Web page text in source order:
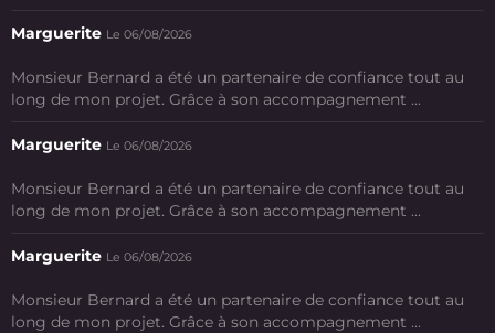
Marguerite Le 06/08/2026
Monsieur Bernard a été un partenaire de confiance tout au
long de mon projet. Grâce à son accompagnement ...
Marguerite Le 06/08/2026
Monsieur Bernard a été un partenaire de confiance tout au
long de mon projet. Grâce à son accompagnement ...
Marguerite Le 06/08/2026
Monsieur Bernard a été un partenaire de confiance tout au
long de mon projet. Grâce à son accompagnement ...